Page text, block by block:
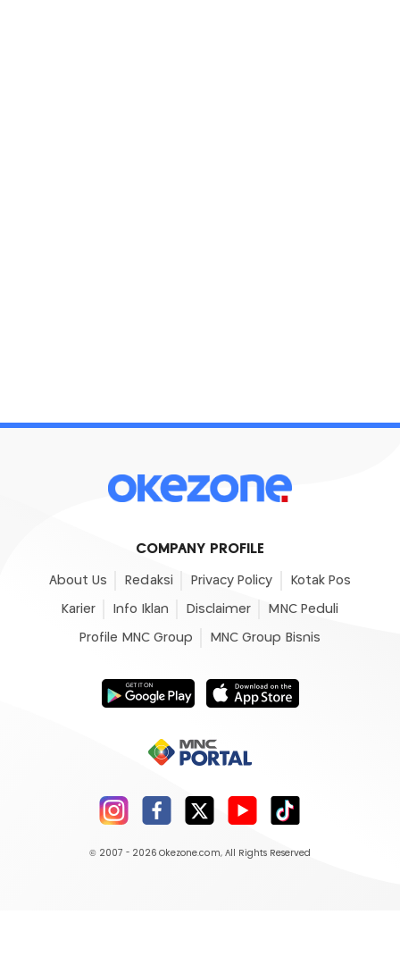
COMPANY PROFILE
About Us Redaksi Privacy Policy Kotak Pos
Karier Info Iklan Disclaimer MNC Peduli
Profile MNC Group MNC Group Bisnis
© 2007 - 2026 Okezone.com, All Rights Reserved